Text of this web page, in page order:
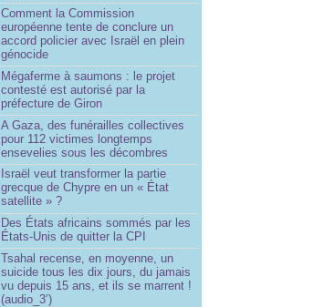
Comment la Commission
européenne tente de conclure un
accord policier avec Israël en plein
génocide
Mégaferme à saumons : le projet
contesté est autorisé par la
préfecture de Giron
A Gaza, des funérailles collectives
pour 112 victimes longtemps
ensevelies sous les décombres
Israël veut transformer la partie
grecque de Chypre en un « État
satellite » ?
Des États africains sommés par les
États-Unis de quitter la CPI
Tsahal recense, en moyenne, un
suicide tous les dix jours, du jamais
vu depuis 15 ans, et ils se marrent !
(audio_3’)